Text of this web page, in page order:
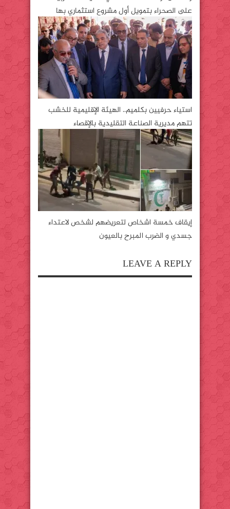
على الصحراء بتمويل أول مشروع استثماري بها
استياء حرفيين بكلميم.. الهيئة الإقليمية للخشب
تتهم مديرية الصناعة التقليدية بالإقصاء
إيقاف خمسة اشخاص لتعريضهم لشخص لاعتداء
جسدي و الضرب المبرح بالعيون
LEAVE A REPLY